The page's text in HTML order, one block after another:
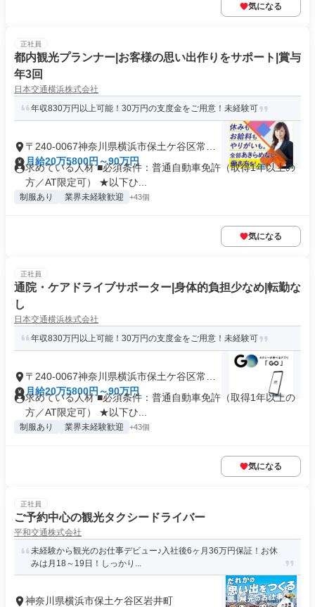
気になる
正社員
都内観光プランナー|お客様の思い出作りをサポート|賞与
年3回
日本交通横浜株式会社
年収830万円以上可能！30万円の支度金をご用意！未経験可
〒240-0067神奈川県横浜市保土ケ谷区常盤
台
月給20万5800円～90万円
求めている人材 ■必須条件：普通自動車免許（取得1年以上の
方／AT限定可） ★以下ひ...
制服あり 業界未経験歓迎 +43個
気になる
正社員
通院・ケアドライブサポーター|身体的負担少なめ|転勤な
し
日本交通横浜株式会社
年収830万円以上可能！30万円の支度金をご用意！未経験可
〒240-0067神奈川県横浜市保土ケ谷区常盤
台
月給20万5800円～90万円
求めている人材 ■必須条件：普通自動車免許（取得1年以上の
方／AT限定可） ★以下ひ...
制服あり 業界未経験歓迎 +43個
気になる
正社員
ご予約中心の観光タクシードライバー
平和交通株式会社
未経験から観光のお仕事デビュー♪入社後6ヶ月36万円保証！お休
みは月18～19日！しっかり...
神奈川県横浜市保土ケ谷区岩井町